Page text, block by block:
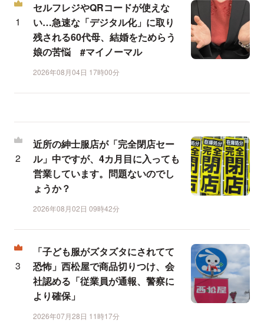
セルフレジやQRコードが使えな
い…急速な「デジタル化」に取り
残される60代母、結婚をためらう
娘の苦悩 #マイノーマル
2026年08月04日 17時00分
近所の紳士服店が「完全閉店セー
ル」中ですが、4カ月目に入っても
営業しています。問題ないのでし
ょうか？
2026年08月02日 09時42分
「子ども服がズタズタにされてて
恐怖」西松屋で商品切りつけ、会
社認める「従業員が通報、警察に
より確保」
2026年07月28日 11時17分